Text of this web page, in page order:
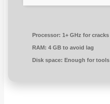
Processor: 1+ GHz for cracks
RAM: 4 GB to avoid lag
Disk space: Enough for tools